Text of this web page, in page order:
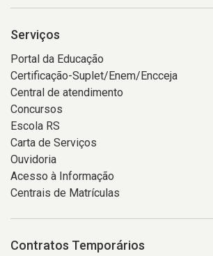
Serviços
Portal da Educação
Certificação-Suplet/Enem/Encceja
Central de atendimento
Concursos
Escola RS
Carta de Serviços
Ouvidoria
Acesso à Informação
Centrais de Matrículas
Contratos Temporários